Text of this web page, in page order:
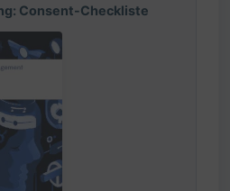
Consent-Checkliste